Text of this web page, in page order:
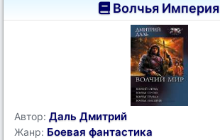
Волчья Империя
Автор: Даль Дмитрий
Жанр: Боевая фантастика